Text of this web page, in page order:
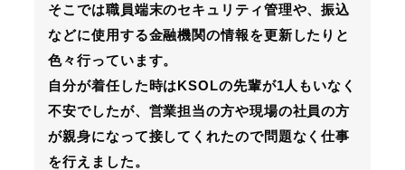
そこでは職員端末のセキュリティ管理や、振込
などに使用する金融機関の情報を更新したりと
色々行っています。
自分が着任した時はKSOLの先輩が1人もいなく
不安でしたが、営業担当の方や現場の社員の方
が親身になって接してくれたので問題なく仕事
を行えました。